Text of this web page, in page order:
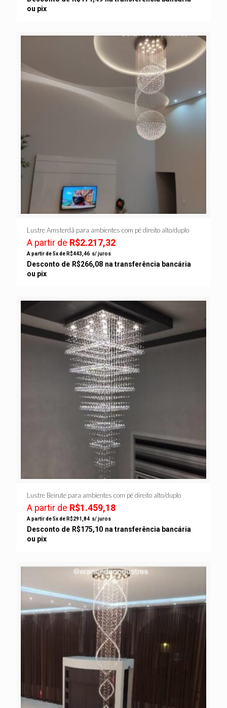
ou pix
Lustre Amsterdã para ambientes com pé direito alto/duplo
A partir de R$2.217,32
A partir de 5x de R$443,46 s/ juros
Desconto de R$266,08 na transferência bancária
ou pix
Lustre Beirute para ambientes com pé direito alto/duplo
A partir de R$1.459,18
A partir de 5x de R$291,84 s/ juros
Desconto de R$175,10 na transferência bancária
ou pix